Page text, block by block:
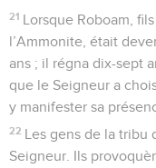
21 Lorsque Roboam,
l’Ammonite, était
ans ; il régna dix-sept
que le Seigneur a
y manifester sa
22 Les gens de la tribu
Seigneur. Ils